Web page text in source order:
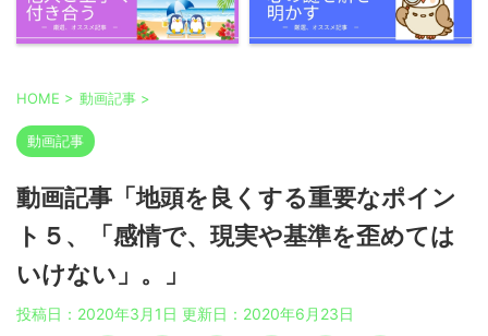
HOME > 動画記事 >
動画記事
動画記事「地頭を良くする重要なポイン
ト５、「感情で、現実や基準を歪めては
いけない」。」
投稿日：2020年3月1日 更新日： 2020年6月23日